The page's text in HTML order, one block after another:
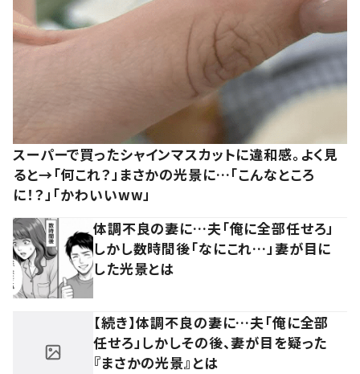
スーパーで買ったシャインマスカットに違和感。よく見
ると→「何これ？」まさかの光景に…「こんなところ
に！？」「かわいいww」
体調不良の妻に…夫「俺に全部任せろ」
しかし数時間後「なにこれ…」妻が目に
した光景とは
【続き】体調不良の妻に…夫「俺に全部
任せろ」しかしその後、妻が目を疑った
『まさかの光景』とは